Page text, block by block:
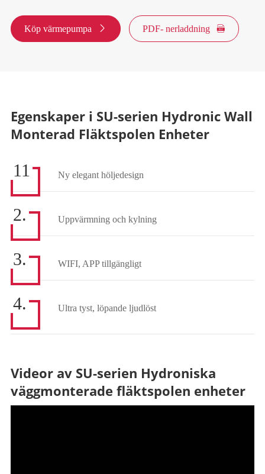
Köp värmepumpa  PDF- nerladdning 
Egenskaper i SU-serien Hydronic Wall
Monterad Fläktspolen Enheter
11 Ny elegant höljedesign
2. Uppvärmning och kylning
3. WIFI, APP tillgängligt
4. Ultra tyst, löpande ljudlöst
Videor av SU-serien Hydroniska
väggmonterade fläktspolen enheter